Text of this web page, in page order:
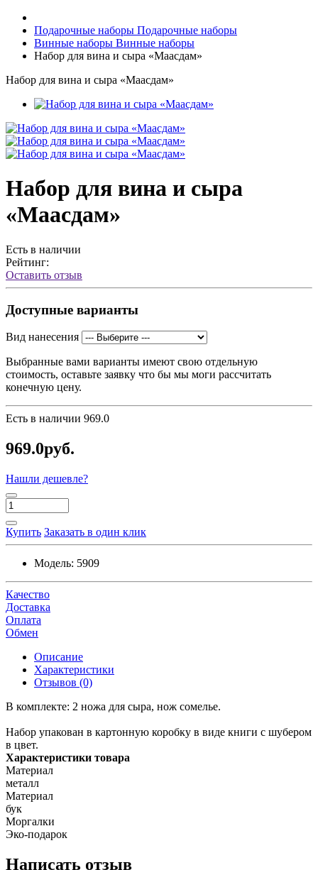
Подарочные наборы Подарочные наборы
Винные наборы Винные наборы
Набор для вина и сыра «Маасдам»
Набор для вина и сыра «Маасдам»
Набор для вина и сыра
«Маасдам»
Есть в наличии
Рейтинг:
Оставить отзыв
Доступные варианты
Вид нанесения
Выбранные вами варианты имеют свою отдельную
стоимость, оставьте заявку что бы мы моги рассчитать
конечную цену.
Есть в наличии 969.0
969.0руб.
Нашли дешевле?
Купить Заказать в один клик
Модель: 5909
Качество
Доставка
Оплата
Обмен
Описание
Характеристики
Отзывов (0)
В комплекте: 2 ножа для сыра, нож сомелье.
Набор упакован в картонную коробку в виде книги с шубером
в цвет.
Характеристики товара
Материал
металл
Материал
бук
Моргалки
Эко-подарок
Написать отзыв